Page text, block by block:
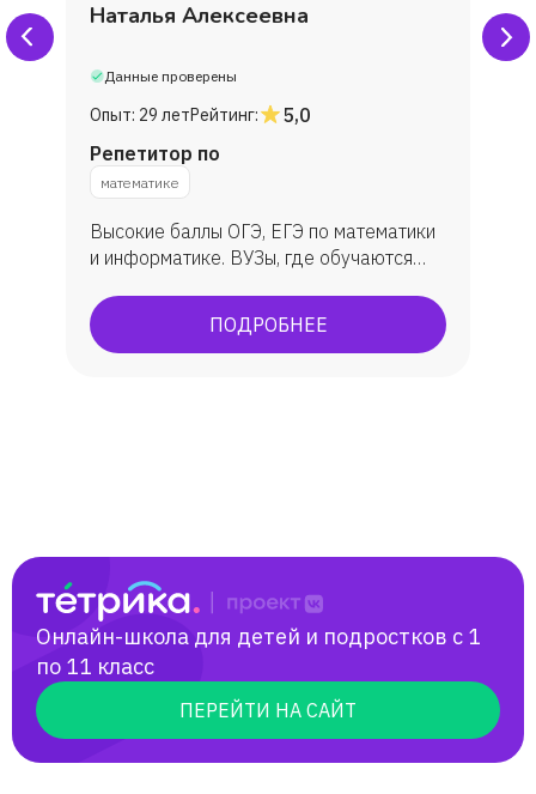
Наталья Алексеевна
Данные проверены
Опыт: 29 летРейтинг:
5,0
Репетитор по
математике
Высокие баллы ОГЭ, ЕГЭ по математики
и информатике. ВУЗы, где обучаются
(ИММиКН - мехмат) и др.
ПОДРОБНЕЕ
Онлайн-школа для детей и подростков с 1
по 11 класс
ПЕРЕЙТИ НА САЙТ